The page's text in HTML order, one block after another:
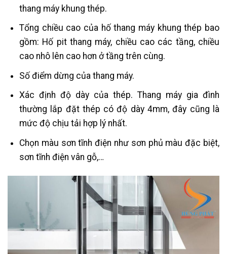
thang máy khung thép.
Tổng chiều cao của hố thang máy khung thép bao
gồm: Hố pit thang máy, chiều cao các tầng, chiều
cao nhô lên cao hơn ở tầng trên cùng.
Số điểm dừng của thang máy.
Xác định độ dày của thép. Thang máy gia đình
thường lắp đặt thép có độ dày 4mm, đây cũng là
mức độ chịu tải hợp lý nhất.
Chọn màu sơn tĩnh điện như sơn phủ màu đặc biệt,
sơn tĩnh điện vân gỗ,…